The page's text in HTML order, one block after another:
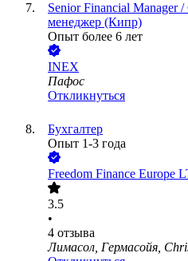
Senior Financial
менеджер (Кипр)
Опыт более 6 лет
INEX
Пафос
Откликнуться
Бухгалтер
Опыт 1-3 года
Freedom Finance Europe
3.5
•
4 отзыва
Лимасол, Гермасойя,